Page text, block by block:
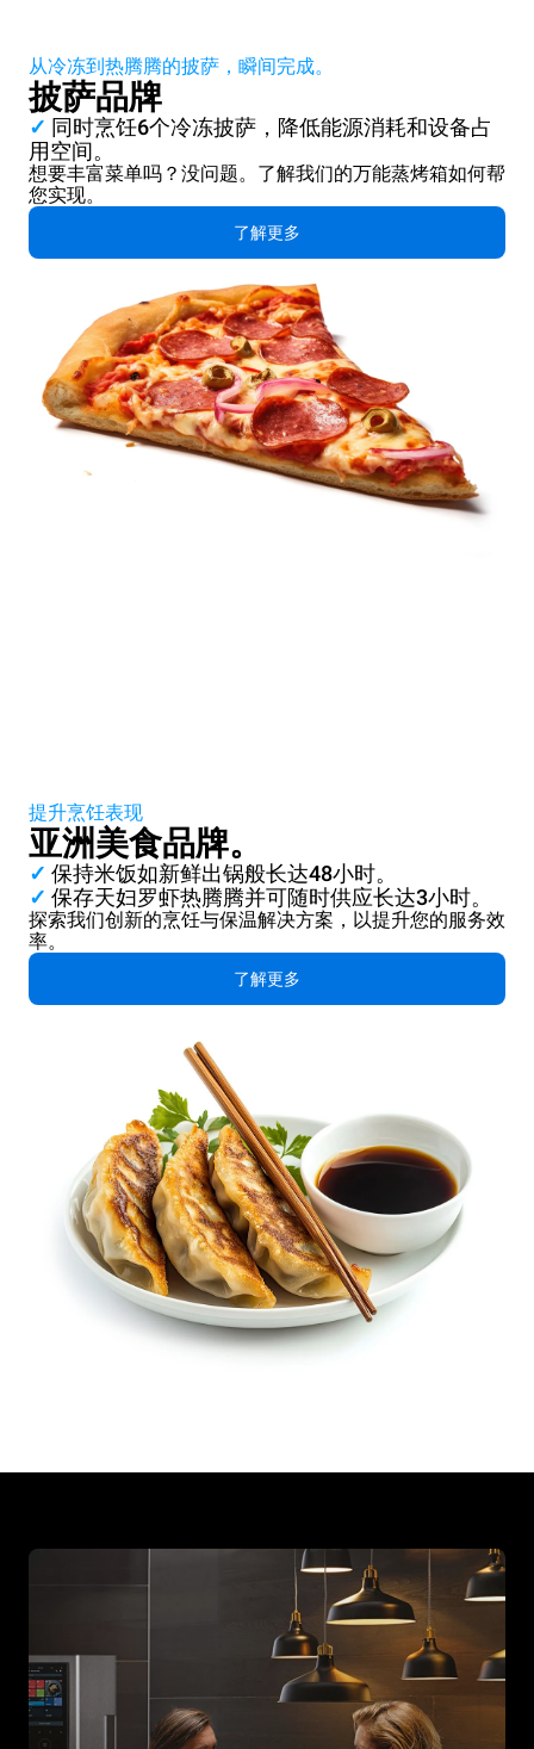
从冷冻到热腾腾的披萨，瞬间完成。
披萨品牌
✓ 同时烹饪6个冷冻披萨，降低能源消耗和设备占
用空间。
想要丰富菜单吗？没问题。了解我们的万能蒸烤箱如何帮
您实现。
了解更多
提升烹饪表现
亚洲美食品牌。
✓ 保持米饭如新鲜出锅般长达48小时。
✓ 保存天妇罗虾热腾腾并可随时供应长达3小时。
探索我们创新的烹饪与保温解决方案，以提升您的服务效
率。
了解更多